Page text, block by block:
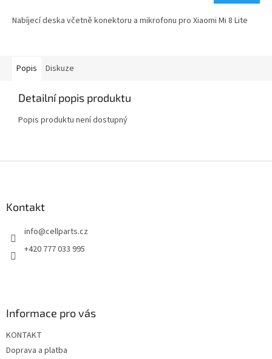
Nabíjecí deska včetně konektoru a mikrofonu pro Xiaomi Mi 8 Lite
Popis Diskuze
Detailní popis produktu
Popis produktu není dostupný
Kontakt
info@cellparts.cz
+420 777 033 995
Informace pro vás
KONTAKT
Doprava a platba